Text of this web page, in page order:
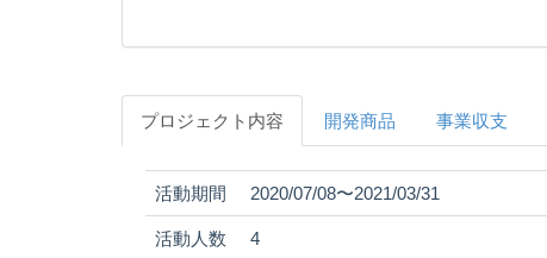
プロジェクト内容 開発商品 事業収支
活動期間 2020/07/08〜2021/03/31
活動人数 4